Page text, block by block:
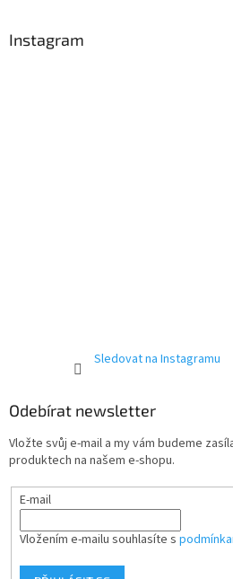
Instagram
Sledovat na Instagramu
Odebírat newsletter
Vložte svůj e-mail a my vám budeme
produktech na našem e-shopu.
E-mail
Vložením e-mailu souhlasíte s